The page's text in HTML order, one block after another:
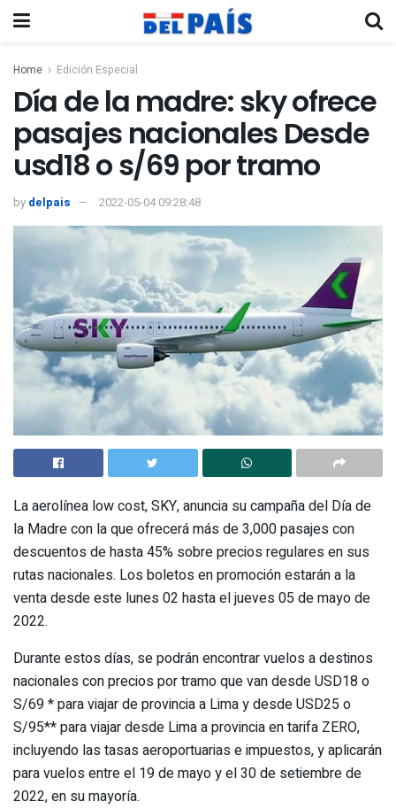
Home Edición Especial
Día de la madre: sky ofrece
pasajes nacionales Desde
usd18 o s/69 por tramo
by delpais 2022-05-04 09:28:48
La aerolínea low cost, SKY, anuncia su campaña del Día de
la Madre con la que ofrecerá más de 3,000 pasajes con
descuentos de hasta 45% sobre precios regulares en sus
rutas nacionales. Los boletos en promoción estarán a la
venta desde este lunes 02 hasta el jueves 05 de mayo de
2022.
Durante estos días, se podrán encontrar vuelos a destinos
nacionales con precios por tramo que van desde USD18 o
S/69 * para viajar de provincia a Lima y desde USD25 o
S/95** para viajar desde Lima a provincia en tarifa ZERO,
incluyendo las tasas aeroportuarias e impuestos, y aplicarán
para vuelos entre el 19 de mayo y el 30 de setiembre de
2022, en su mayoría.